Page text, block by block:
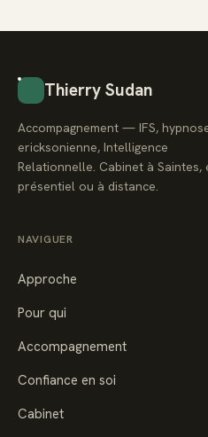
Thierry Sudan
Accompagnement — IFS,
ericksonienne, Intelligence
Relationnelle. Cabinet à Saintes,
présentiel ou à distance.
NAVIGUER
Approche
Pour qui
Accompagnement
Confiance en soi
Cabinet